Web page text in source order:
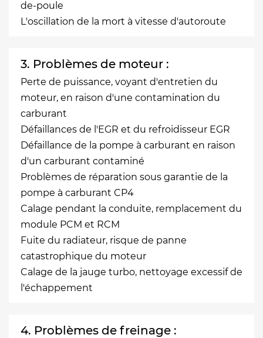
de-poule
L'oscillation de la mort à vitesse d'autoroute
3. Problèmes de moteur :
Perte de puissance, voyant d'entretien du
moteur, en raison d'une contamination du
carburant
Défaillances de l'EGR et du refroidisseur EGR
Défaillance de la pompe à carburant en raison
d'un carburant contaminé
Problèmes de réparation sous garantie de la
pompe à carburant CP4
Calage pendant la conduite, remplacement du
module PCM et RCM
Fuite du radiateur, risque de panne
catastrophique du moteur
Calage de la jauge turbo, nettoyage excessif de
l'échappement
4. Problèmes de freinage :